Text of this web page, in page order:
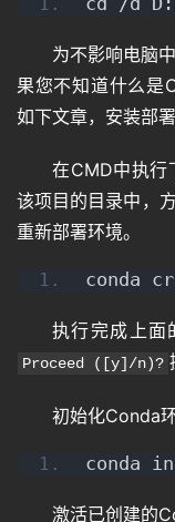
题
程
为不影响电脑
果您不知道什么是
如下文章，安装部
在CMD中执行
该项目的目录中，
重新部署环境。
conda
执行完成上面
Proceed ([y]/n)?
初始化Conda
conda
激活已创建的